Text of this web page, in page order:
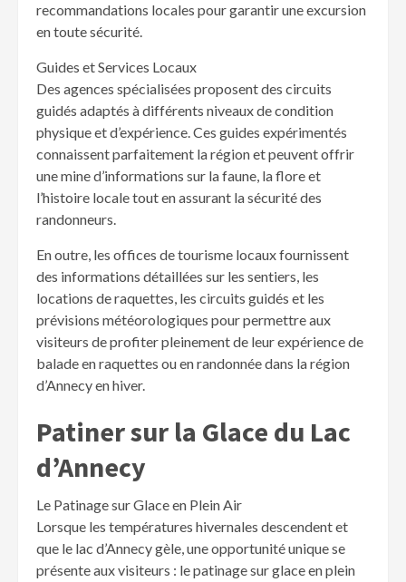
recommandations locales pour garantir une excursion
en toute sécurité.
Guides et Services Locaux
Des agences spécialisées proposent des circuits
guidés adaptés à différents niveaux de condition
physique et d’expérience. Ces guides expérimentés
connaissent parfaitement la région et peuvent offrir
une mine d’informations sur la faune, la flore et
l’histoire locale tout en assurant la sécurité des
randonneurs.
En outre, les offices de tourisme locaux fournissent
des informations détaillées sur les sentiers, les
locations de raquettes, les circuits guidés et les
prévisions météorologiques pour permettre aux
visiteurs de profiter pleinement de leur expérience de
balade en raquettes ou en randonnée dans la région
d’Annecy en hiver.
Patiner sur la Glace du Lac
d’Annecy
Le Patinage sur Glace en Plein Air
Lorsque les températures hivernales descendent et
que le lac d’Annecy gèle, une opportunité unique se
présente aux visiteurs : le patinage sur glace en plein